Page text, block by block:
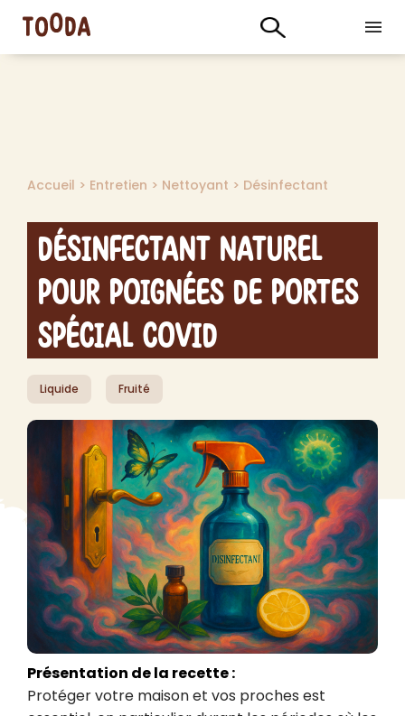
Accueil > Entretien > Nettoyant > Désinfectant
Désinfectant Naturel
pour Poignées de Portes
Spécial Covid
Liquide Fruité
Présentation de la recette :
Protéger votre maison et vos proches est